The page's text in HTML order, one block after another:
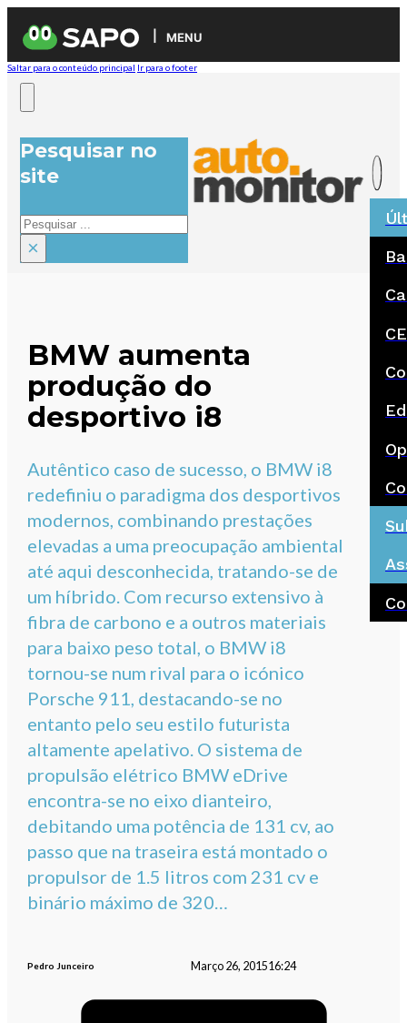
MENU
Saltar para o conteúdo principal Ir para o footer
Pesquisar no
site
Pesquisar
×
BMW aumenta
produção do
desportivo i8
Autêntico caso de sucesso, o BMW i8
redefiniu o paradigma dos desportivos
modernos, combinando prestações
elevadas a uma preocupação ambiental
até aqui desconhecida, tratando-se de
um híbrido. Com recurso extensivo à
fibra de carbono e a outros materiais
para baixo peso total, o BMW i8
tornou-se num rival para o icónico
Porsche 911, destacando-se no
entanto pelo seu estilo futurista
altamente apelativo. O sistema de
propulsão elétrico BMW eDrive
encontra-se no eixo dianteiro,
debitando uma potência de 131 cv, ao
passo que na traseira está montado o
propulsor de 1.5 litros com 231 cv e
binário máximo de 320…
Pedro Junceiro Março 26, 201516:24